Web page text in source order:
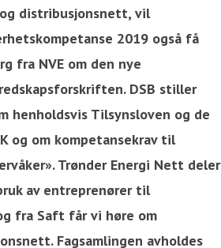
distribusjonsnett, vil
2019 også få
fra NVE om den nye
DSB stiller
henholdsvis Tilsynsloven og de
og om kompetansekrav til
Trønder Energi Nett deler
av entreprenører til
fra Saft får vi høre om
Fagsamlingen avholdes